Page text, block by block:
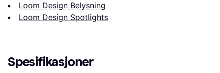
Loom Design Belysning
Loom Design Spotlights
Spesifikasjoner